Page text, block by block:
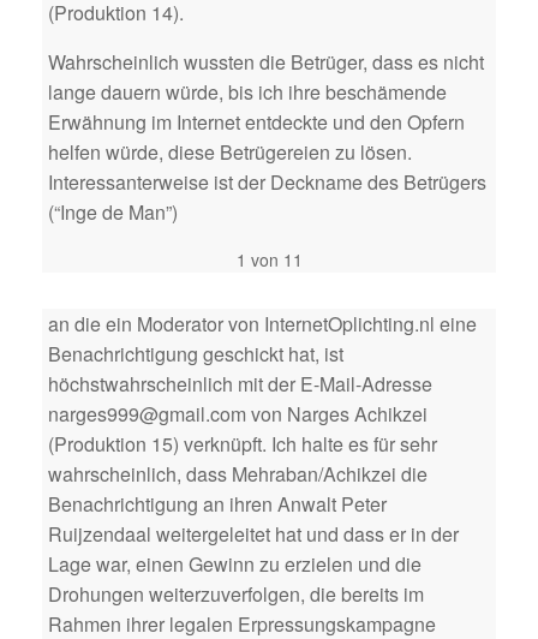
(Produktion 14).
Wahrscheinlich wussten die Betrüger, dass es nicht
lange dauern würde, bis ich ihre beschämende
Erwähnung im Internet entdeckte und den Opfern
helfen würde, diese Betrügereien zu lösen.
Interessanterweise ist der Deckname des Betrügers
(“Inge de Man”)
1 von 11
an die ein Moderator von InternetOplichting.nl eine
Benachrichtigung geschickt hat, ist
höchstwahrscheinlich mit der E-Mail-Adresse
narges999@gmail.com von Narges Achikzei
(Produktion 15) verknüpft. Ich halte es für sehr
wahrscheinlich, dass Mehraban/Achikzei die
Benachrichtigung an ihren Anwalt Peter
Ruijzendaal weitergeleitet hat und dass er in der
Lage war, einen Gewinn zu erzielen und die
Drohungen weiterzuverfolgen, die bereits im
Rahmen ihrer legalen Erpressungskampagne